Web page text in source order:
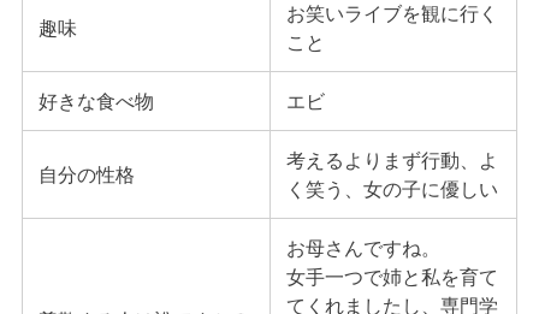
趣味
お笑いライブを観に行く
こと
好きな食べ物 エビ
自分の性格
考えるよりまず行動、よ
く笑う、女の子に優しい
お母さんですね。
女手一つで姉と私を育て
てくれましたし、専門学